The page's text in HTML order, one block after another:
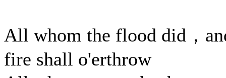
All whom the flood did，
fire shall o'erthrow